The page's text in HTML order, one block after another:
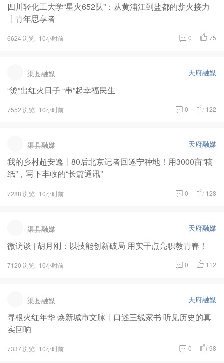
四川轻化工大学“星火652队”：从黄浦江到盐都的薪火接力
丨青年思享者
6624 浏览 10小时前 0 75
渠县融媒 天府融媒
“烫”出红火日子 “串”起幸福民生
7552 浏览 10小时前 0 122
渠县融媒 天府融媒
我的乡村超安逸丨80后北京记者回遂宁种地！用3000亩“稿
纸”，写下丰收的“长篇通讯”
7288 浏览 10小时前 0 128
渠县融媒 天府融媒
微访谈 | 胡月刚：以技能创新破局 用实干点亮职教青春！
7120 浏览 10小时前 0 112
渠县融媒 天府融媒
寻根火红年华 焕新城市文脉丨口述三线家书 听见历史的真
实回响
7337 浏览 10小时前 0 98